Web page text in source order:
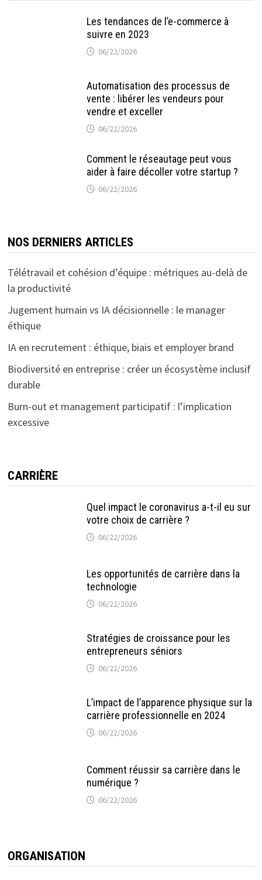
Les tendances de l’e-commerce à
suivre en 2023
06/22/2026
Automatisation des processus de
vente : libérer les vendeurs pour
vendre et exceller
06/22/2026
Comment le réseautage peut vous
aider à faire décoller votre startup ?
06/22/2026
NOS DERNIERS ARTICLES
Télétravail et cohésion d’équipe : métriques au-delà de
la productivité
Jugement humain vs IA décisionnelle : le manager
éthique
IA en recrutement : éthique, biais et employer brand
Biodiversité en entreprise : créer un écosystème inclusif
durable
Burn-out et management participatif : l’implication
excessive
CARRIÈRE
Quel impact le coronavirus a-t-il eu sur
votre choix de carrière ?
06/22/2026
Les opportunités de carrière dans la
technologie
06/22/2026
Stratégies de croissance pour les
entrepreneurs séniors
06/22/2026
L’impact de l’apparence physique sur la
carrière professionnelle en 2024
06/22/2026
Comment réussir sa carrière dans le
numérique ?
06/22/2026
ORGANISATION